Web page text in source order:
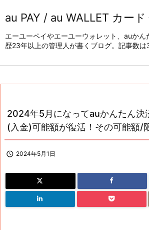
au PAY / au WALLET カード
エーユーペイやエーユーウォレット、auかん
歴23年以上の管理人が書くブログ。記事数は
2024年5月になってauかんたん決
(入金)可能額が復活！その可能額/
 2024年5月1日